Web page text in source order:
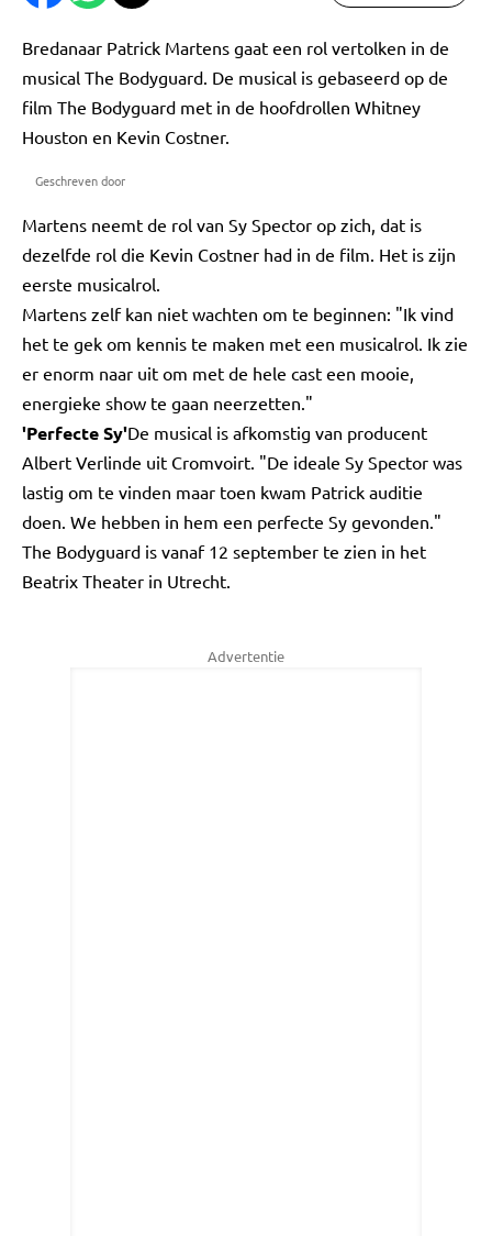
Bredanaar Patrick Martens gaat een rol vertolken in de
musical The Bodyguard. De musical is gebaseerd op de
film The Bodyguard met in de hoofdrollen Whitney
Houston en Kevin Costner.
Geschreven door
Martens neemt de rol van Sy Spector op zich, dat is
dezelfde rol die Kevin Costner had in de film. Het is zijn
eerste musicalrol.
Martens zelf kan niet wachten om te beginnen: "Ik vind
het te gek om kennis te maken met een musicalrol. Ik zie
er enorm naar uit om met de hele cast een mooie,
energieke show te gaan neerzetten."
'Perfecte Sy'De musical is afkomstig van producent
Albert Verlinde uit Cromvoirt. "De ideale Sy Spector was
lastig om te vinden maar toen kwam Patrick auditie
doen. We hebben in hem een perfecte Sy gevonden."
The Bodyguard is vanaf 12 september te zien in het
Beatrix Theater in Utrecht.
Advertentie